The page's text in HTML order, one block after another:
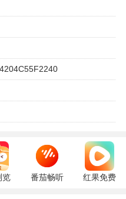
数据采集自动完成，并具
)
览
番茄畅听
红果免费